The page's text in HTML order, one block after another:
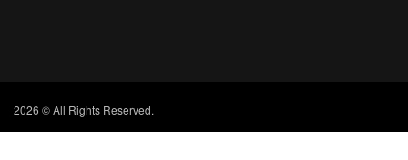
2026 © All Rights Reserved.